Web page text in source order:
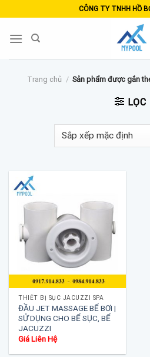
to
content
CÔNG TY TNHH HỒ
Trang chủ / Sản phẩm được gắn
LỌC
THIẾT BỊ SỤC JACUZZI SPA
ĐẦU JET MASSAGE BỂ BƠI |
SỬ DỤNG CHO BỂ SỤC, BỂ
JACUZZI
Giá Liên Hệ